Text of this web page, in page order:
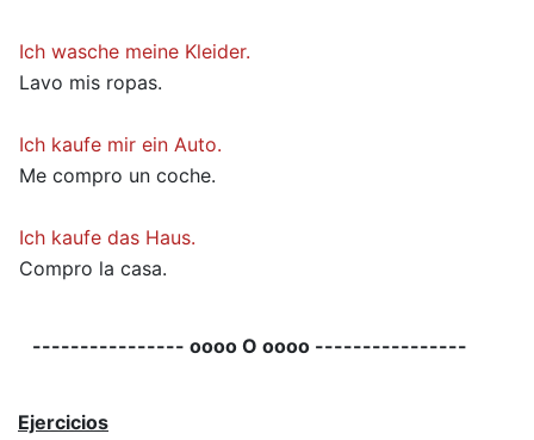
Ich wasche meine Kleider.
Lavo mis ropas.
Ich kaufe mir ein Auto.
Me compro un coche.
Ich kaufe das Haus.
Compro la casa.
---------------- oooo O oooo ----------------
Ejercicios